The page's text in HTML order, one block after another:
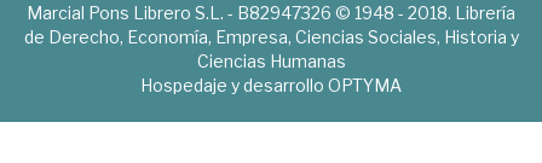
Marcial Pons Librero S.L. - B82947326 © 1948 - 2018. Librería
de Derecho, Economía, Empresa, Ciencias Sociales, Historia y
Ciencias Humanas
Hospedaje y desarrollo OPTYMA